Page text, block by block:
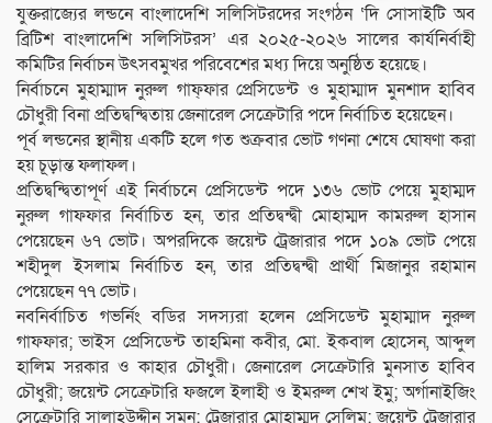
যুক্তরাজ্যের লন্ডনে বাংলাদেশি সলিসিটরদের সংগঠন ‘দি সোসাইটি অব
ব্রিটিশ বাংলাদেশি সলিসিটরস’ এর ২০২৫-২০২৬ সালের কার্যনির্বাহী
কমিটির নির্বাচন উৎসবমুখর পরিবেশের মধ্য দিয়ে অনুষ্ঠিত হয়েছে।
নির্বাচনে মুহাম্মাদ নুরুল গাফ্ফার প্রেসিডেন্ট ও মুহাম্মাদ মুনশাদ হাবিব
চৌধুরী বিনা প্রতিদ্বন্দ্বিতায় জেনারেল সেক্রেটারি পদে নির্বাচিত হয়েছেন।
পূর্ব লন্ডনের স্থানীয় একটি হলে গত শুক্রবার ভোট গণনা শেষে ঘোষণা করা
হয় চূড়ান্ত ফলাফল।
প্রতিদ্বন্দ্বিতাপূর্ণ এই নির্বাচনে প্রেসিডেন্ট পদে ১৩৬ ভোট পেয়ে মুহাম্মদ
নুরুল গাফফার নির্বাচিত হন, তার প্রতিদ্বন্দ্বী মোহাম্মদ কামরুল হাসান
পেয়েছেন ৬৭ ভোট। অপরদিকে জয়েন্ট ট্রেজারার পদে ১০৯ ভোট পেয়ে
শহীদুল ইসলাম নির্বাচিত হন, তার প্রতিদ্বন্দ্বী প্রার্থী মিজানুর রহামান
পেয়েছেন ৭৭ ভোট।
নবনির্বাচিত গভর্নিং বডির সদস্যরা হলেন প্রেসিডেন্ট মুহাম্মাদ নুরুল
গাফফার; ভাইস প্রেসিডেন্ট তাহমিনা কবীর, মো. ইকবাল হোসেন, আব্দুল
হালিম সরকার ও কাহার চৌধুরী। জেনারেল সেক্রেটারি মুনসাত হাবিব
চৌধুরী; জয়েন্ট সেক্রেটারি ফজলে ইলাহী ও ইমরুল শেখ ইমু; অর্গানাইজিং
সেক্রেটারি সালাহউদ্দীন সুমন; ট্রেজারার মোহাম্মদ সেলিম; জয়েন্ট ট্রেজারার